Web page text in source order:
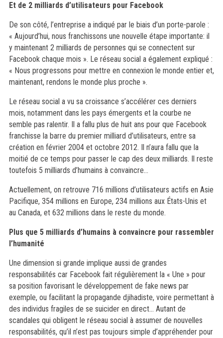
Et de 2 milliards d’utilisateurs pour Facebook
De son côté, l’entreprise a indiqué par le biais d’un porte-parole :
« Aujourd’hui, nous franchissons une nouvelle étape importante: il
y maintenant 2 milliards de personnes qui se connectent sur
Facebook chaque mois ». Le réseau social a également expliqué :
« Nous progressons pour mettre en connexion le monde entier et,
maintenant, rendons le monde plus proche ».
Le réseau social a vu sa croissance s’accélérer ces derniers
mois, notamment dans les pays émergents et la courbe ne
semble pas ralentir. Il a fallu plus de huit ans pour que Facebook
franchisse la barre du premier milliard d’utilisateurs, entre sa
création en février 2004 et octobre 2012. Il n’aura fallu que la
moitié de ce temps pour passer le cap des deux milliards. Il reste
toutefois 5 milliards d’humains à convaincre…
Actuellement, on retrouve 716 millions d’utilisateurs actifs en Asie
Pacifique, 354 millions en Europe, 234 millions aux États-Unis et
au Canada, et 632 millions dans le reste du monde.
Plus que 5 milliards d’humains à convaincre pour rassembler
l’humanité
Une dimension si grande implique aussi de grandes
responsabilités car Facebook fait régulièrement la « Une » pour
sa position favorisant le développement de fake news par
exemple, ou facilitant la propagande djihadiste, voire permettant à
des individus fragiles de se suicider en direct… Autant de
scandales qui obligent le réseau social à assumer de nouvelles
responsabilités, qu’il n’est pas toujours simple d’appréhender pour